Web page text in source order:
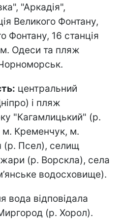
"Аркадія",
Великого Фонтану,
Фонтану, 16 станція
Одеси та пляж
центральний
і пляж
"Кагамлицький" (р.
м. Кременчук, м.
(р. Псел), селищ
(р. Ворскла), села
водосховище).
вода відповідала
(р. Хорол).